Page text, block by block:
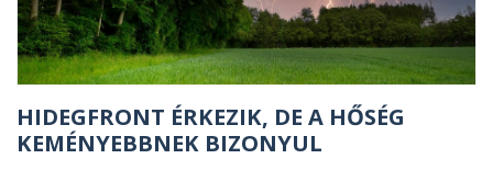
HIDEGFRONT ÉRKEZIK, DE A HŐSÉG
KEMÉNYEBBNEK BIZONYUL